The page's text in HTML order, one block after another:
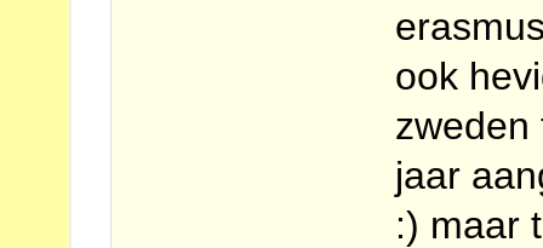
ook
zweden
jaar
:) maar